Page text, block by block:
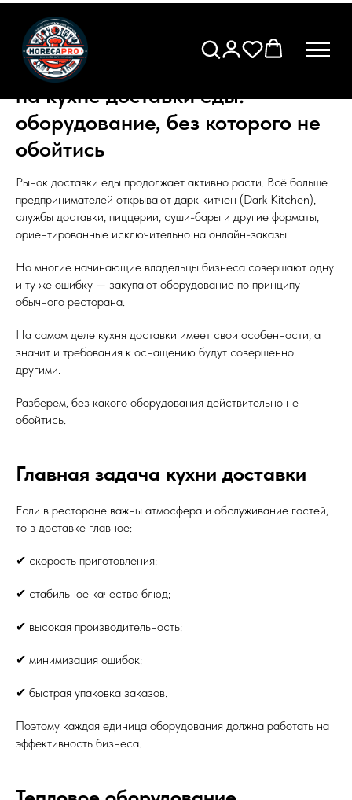
Что обязательно должно быть
на кухне доставки еды:
оборудование, без которого не
обойтись
Рынок доставки еды продолжает активно расти. Всё больше
предпринимателей открывают дарк китчен (Dark Kitchen),
службы доставки, пиццерии, суши-бары и другие форматы,
ориентированные исключительно на онлайн-заказы.
Но многие начинающие владельцы бизнеса совершают одну
и ту же ошибку — закупают оборудование по принципу
обычного ресторана.
На самом деле кухня доставки имеет свои особенности, а
значит и требования к оснащению будут совершенно
другими.
Разберем, без какого оборудования действительно не
обойтись.
Главная задача кухни доставки
Если в ресторане важны атмосфера и обслуживание гостей,
то в доставке главное:
✔ скорость приготовления;
✔ стабильное качество блюд;
✔ высокая производительность;
✔ минимизация ошибок;
✔ быстрая упаковка заказов.
Поэтому каждая единица оборудования должна работать на
эффективность бизнеса.